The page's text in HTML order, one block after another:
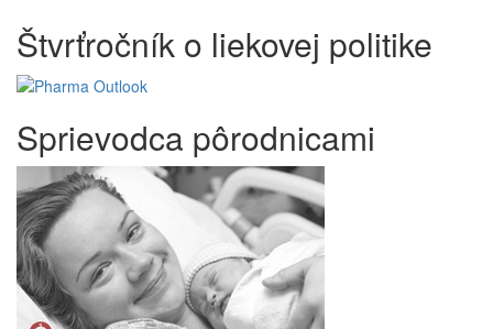
Štvrťročník o liekovej politike
Sprievodca pôrodnicami